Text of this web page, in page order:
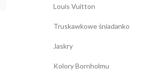
Louis Vuitton
Truskawkowe śniadanko
Jaskry
Kolory Bornholmu